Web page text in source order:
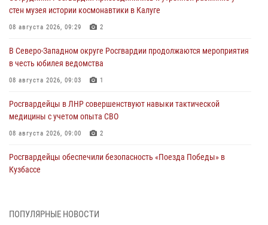
стен музея истории космонавтики в Калуге
08 августа 2026, 09:29 2
В Северо-Западном округе Росгвардии продолжаются мероприятия
в честь юбилея ведомства
08 августа 2026, 09:03 1
Росгвардейцы в ЛНР совершенствуют навыки тактической
медицины с учетом опыта СВО
08 августа 2026, 09:00 2
Росгвардейцы обеспечили безопасность «Поезда Победы» в
Кузбассе
Военнослужащие Софринской бригады Росгвардии встретились с
ПОПУЛЯРНЫЕ НОВОСТИ